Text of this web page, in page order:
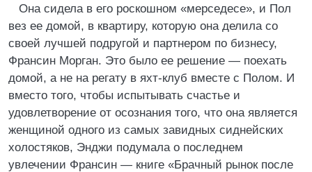
Она сидела в его роскошном «мерседесе», и Пол
вез ее домой, в квартиру, которую она делила со
своей лучшей подругой и партнером по бизнесу,
Франсин Морган. Это было ее решение — поехать
домой, а не на регату в яхт-клуб вместе с Полом. И
вместо того, чтобы испытывать счастье и
удовлетворение от осознания того, что она является
женщиной одного из самых завидных сиднейских
холостяков, Энджи подумала о последнем
увлечении Франсин — книге «Брачный рынок после